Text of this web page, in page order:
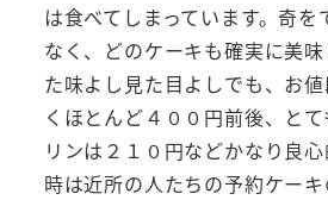
は食べてしまっています。奇
なく、どのケーキも確実に美
た味よし見た目よしでも、お
くほとんど４００円前後、と
リンは２１０円などかなり良
時は近所の人たちの予約ケー